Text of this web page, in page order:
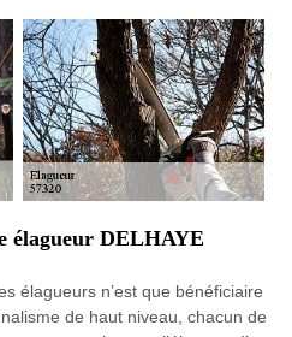
élagueur DELHAYE
élagueurs n’est que bénéficiaire
de haut niveau, chacun de